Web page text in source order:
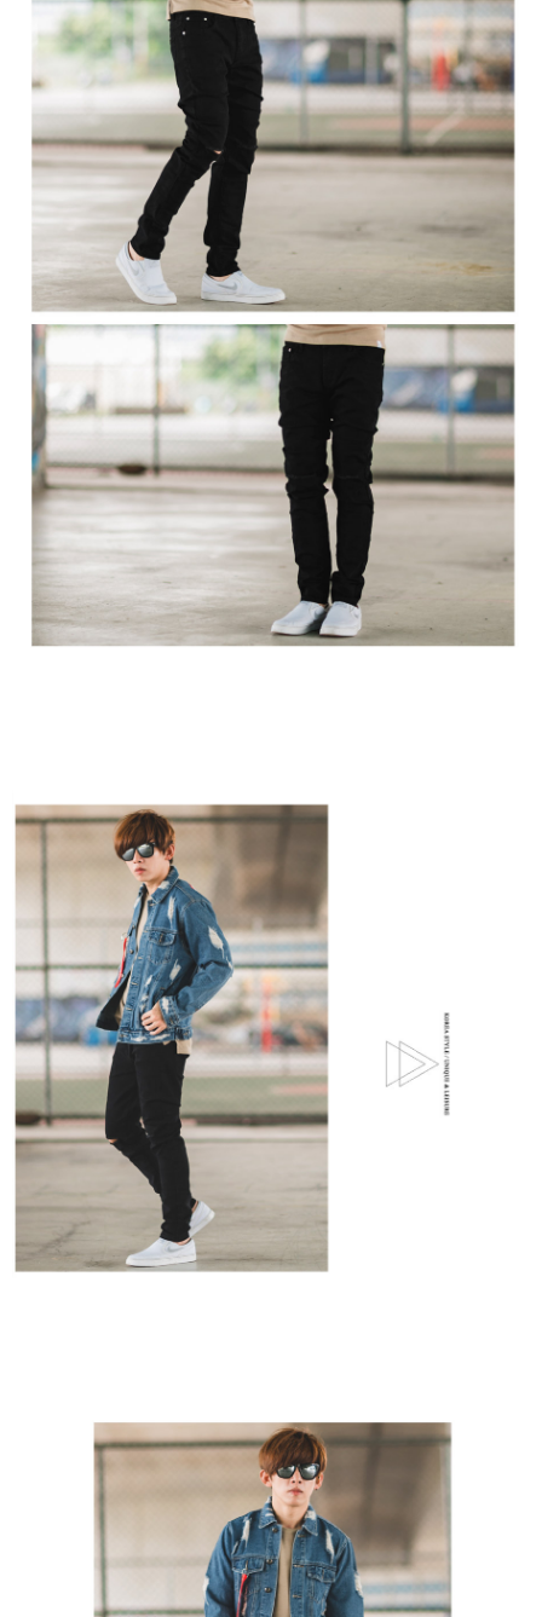
２．訂單成立數日內，您將收到繳費通知簡訊。
３．收到繳費通知簡訊後14天內，點擊此簡訊中的連結，可透過四大超商／
ATM／網路銀行／等多元方式進行付款，方視為交易完成。
※ 請注意：結帳手續完成當下不需立刻繳費，但若您需要取消訂單，請聯絡
購買商品的店家。未經商家同意取消之訂單仍視為有效，需透過AFTEE先享
後付繳納相關費用。
※ 交易是否成功請以「AFTEE先享後付 」之結帳頁面顯示為準，若有關於
是否繳費成功／繳費後需取消欲退款等相關疑問，請聯繫「AFTEE先享後付
https://netprotections.freshdesk.com/support/home
【注意事項】
１．透過由恩沛科技股份有限公司提供之「AFTEE先享後付」服務完成之交
易，需依本服務之必要範圍內提供個人資料，並將交易相關給付款項請求債
權轉讓予恩沛科技股份有限公司。
２．關於個人資料處理事宜，請瀏覽以下網址：
https://aftee.tw/terms/#terms3
３．未成年的使用者請事先徵得法定代理人或監護人之同意方可使用
「AFTEE先享後付」，若未經同意申辦者引起之損失，本公司不負相關責
任。
４．使用「AFTEE先享後付」時，將依據個別帳號之用戶狀況，依本公司即
時審查核予不同之上限額度；若仍有額度不足之情形，本公司將視審查結果
請求用戶進行身份認證。
５．嚴禁一人註冊多個帳號或使用他人資訊註冊。若發現惡意使用之情形，
恩沛科技股份有限公司將有權停止該用戶之使用額度並採取法律行動。
每筆NT$80，滿NT$1,800(含以上)免運費
7-11付款取貨
每筆NT$80，滿NT$1,800(含以上)免運費
先付款後7-11取貨
每筆NT$80，滿NT$1,800(含以上)免運費
每筆NT$120，滿NT$3,000(含以上)免運費